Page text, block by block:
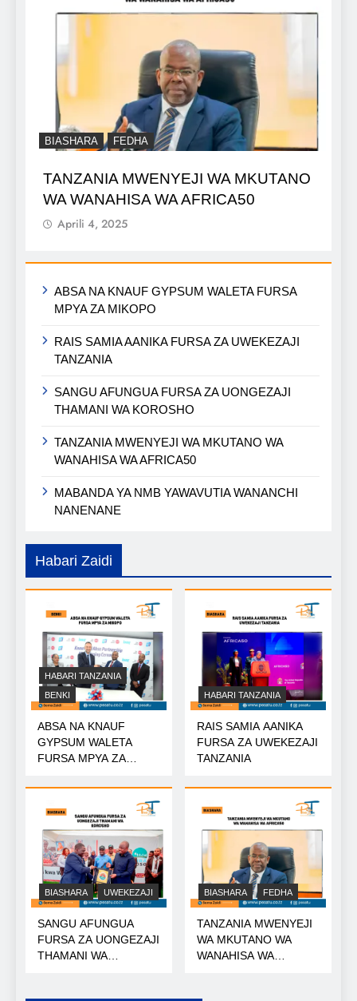
BIASHARA FEDHA
TANZANIA MWENYEJI WA MKUTANO
WA WANAHISA WA AFRICA50
Aprili 4, 2025
ABSA NA KNAUF GYPSUM WALETA FURSA
MPYA ZA MIKOPO
RAIS SAMIA AANIKA FURSA ZA UWEKEZAJI
TANZANIA
SANGU AFUNGUA FURSA ZA UONGEZAJI
THAMANI WA KOROSHO
TANZANIA MWENYEJI WA MKUTANO WA
WANAHISA WA AFRICA50
MABANDA YA NMB YAWAVUTIA WANANCHI
NANENANE
Habari Zaidi
HABARI TANZANIA
BENKI
ABSA NA KNAUF
GYPSUM WALETA
FURSA MPYA ZA
HABARI TANZANIA
RAIS SAMIA AANIKA
FURSA ZA UWEKEZAJI
TANZANIA
BIASHARA UWEKEZAJI
SANGU AFUNGUA
FURSA ZA UONGEZAJI
THAMANI WA
BIASHARA FEDHA
TANZANIA MWENYEJI
WA MKUTANO WA
WANAHISA WA